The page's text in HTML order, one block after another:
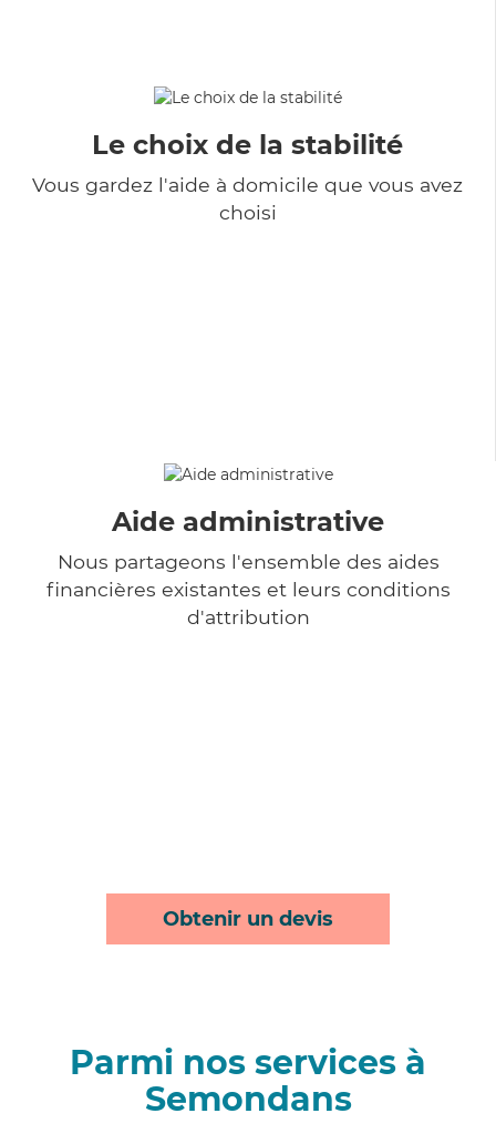
Le choix de la stabilité
Vous gardez l'aide à domicile que vous avez
choisi
Aide administrative
Nous partageons l'ensemble des aides
financières existantes et leurs conditions
d'attribution
Obtenir un devis
Parmi nos services à
Semondans